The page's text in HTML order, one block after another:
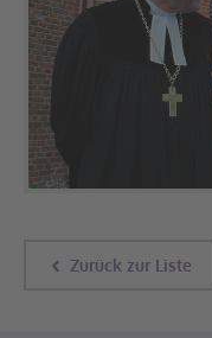
Zurück zur Liste